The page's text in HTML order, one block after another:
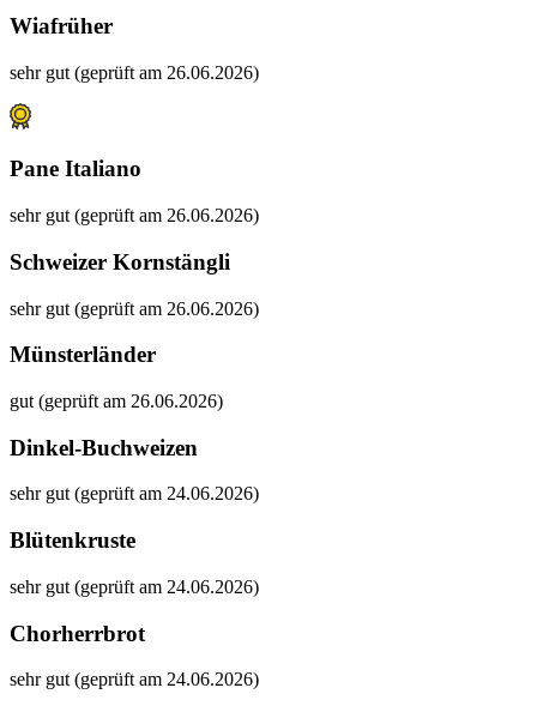
Wiafrüher
sehr gut (geprüft am 26.06.2026)
Pane Italiano
sehr gut (geprüft am 26.06.2026)
Schweizer Kornstängli
sehr gut (geprüft am 26.06.2026)
Münsterländer
gut (geprüft am 26.06.2026)
Dinkel-Buchweizen
sehr gut (geprüft am 24.06.2026)
Blütenkruste
sehr gut (geprüft am 24.06.2026)
Chorherrbrot
sehr gut (geprüft am 24.06.2026)